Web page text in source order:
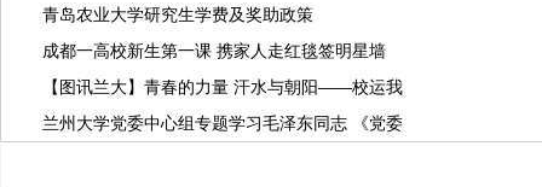
青岛农业大学研究生学费及奖助政策
成都一高校新生第一课 携家人走红毯签明星墙
【图讯兰大】青春的力量 汗水与朝阳——校运我
兰州大学党委中心组专题学习毛泽东同志 《党委